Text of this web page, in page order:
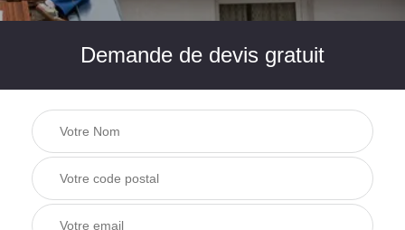
Demande de devis gratuit